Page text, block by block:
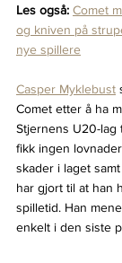
Les også: Comet
og kniven på
nye spillere
Casper Myklebust
Comet etter å ha
Stjernens U20-lag
fikk ingen
skader i laget
har gjort til at han
spilletid. Han
enkelt i den siste